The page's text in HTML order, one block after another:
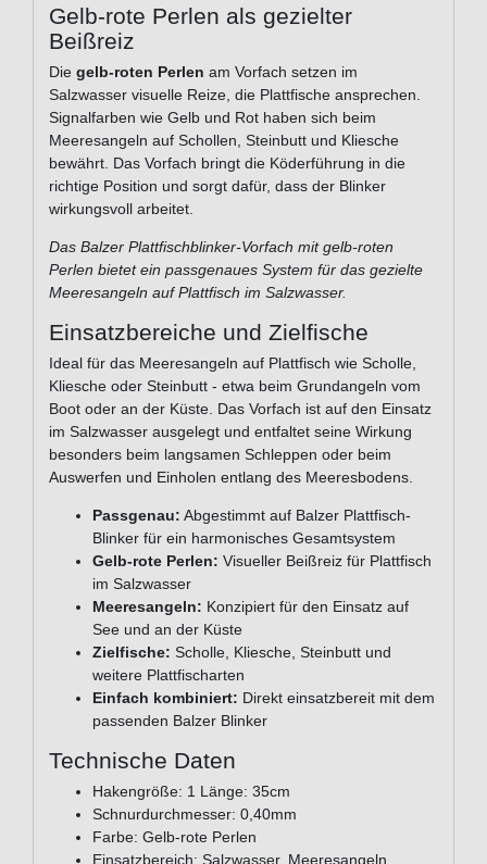
Gelb-rote Perlen als gezielter
Beißreiz
Die gelb-roten Perlen am Vorfach setzen im
Salzwasser visuelle Reize, die Plattfische ansprechen.
Signalfarben wie Gelb und Rot haben sich beim
Meeresangeln auf Schollen, Steinbutt und Kliesche
bewährt. Das Vorfach bringt die Köderführung in die
richtige Position und sorgt dafür, dass der Blinker
wirkungsvoll arbeitet.
Das Balzer Plattfischblinker-Vorfach mit gelb-roten
Perlen bietet ein passgenaues System für das gezielte
Meeresangeln auf Plattfisch im Salzwasser.
Einsatzbereiche und Zielfische
Ideal für das Meeresangeln auf Plattfisch wie Scholle,
Kliesche oder Steinbutt - etwa beim Grundangeln vom
Boot oder an der Küste. Das Vorfach ist auf den Einsatz
im Salzwasser ausgelegt und entfaltet seine Wirkung
besonders beim langsamen Schleppen oder beim
Auswerfen und Einholen entlang des Meeresbodens.
Passgenau: Abgestimmt auf Balzer Plattfisch-
Blinker für ein harmonisches Gesamtsystem
Gelb-rote Perlen: Visueller Beißreiz für Plattfisch
im Salzwasser
Meeresangeln: Konzipiert für den Einsatz auf
See und an der Küste
Zielfische: Scholle, Kliesche, Steinbutt und
weitere Plattfischarten
Einfach kombiniert: Direkt einsatzbereit mit dem
passenden Balzer Blinker
Technische Daten
Hakengröße: 1 Länge: 35cm
Schnurdurchmesser: 0,40mm
Farbe: Gelb-rote Perlen
Einsatzbereich: Salzwasser, Meeresangeln